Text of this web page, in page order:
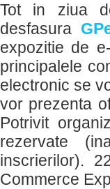
Tot in ziua
desfasura
expozitie de
principalele
electronic se
vor prezenta
Potrivit
rezervate
inscrierilor).
Commerce